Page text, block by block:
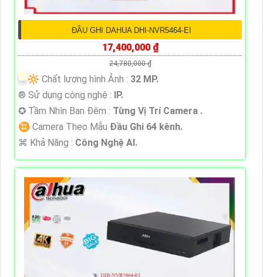
ĐẦU GHI DAHUA DHI-NVR5464-EI
17,400,000 ₫
24,780,000 ₫
🔆 Chất lượng hình Ảnh : 32 MP.
®️ Sử dụng công nghệ : IP.
✪ Tầm Nhìn Ban Đêm : Từng Vị Trí Camera .
♊ Camera Theo Mẫu Đầu Ghi 64 kênh.
️⌘ Khả Năng : Công Nghệ AI.